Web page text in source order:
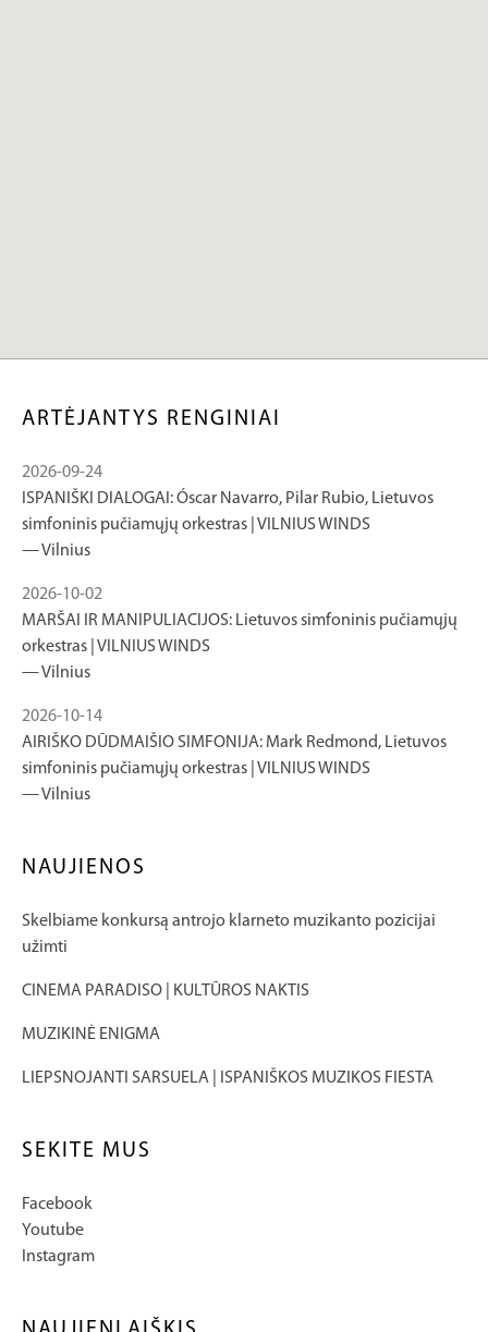
ARTĖJANTYS RENGINIAI
ISPANIŠKI DIALOGAI: Óscar Navarro, Pilar Rubio, Lietuvos
simfoninis pučiamųjų orkestras | VILNIUS WINDS
Vilnius
2026-09-24
MARŠAI IR MANIPULIACIJOS: Lietuvos simfoninis pučiamųjų
orkestras | VILNIUS WINDS
Vilnius
2026-10-02
AIRIŠKO DŪDMAIŠIO SIMFONIJA: Mark Redmond, Lietuvos
simfoninis pučiamųjų orkestras | VILNIUS WINDS
Vilnius
2026-10-14
NAUJIENOS
Skelbiame konkursą antrojo klarneto muzikanto pozicijai
užimti
CINEMA PARADISO | KULTŪROS NAKTIS
MUZIKINĖ ENIGMA
LIEPSNOJANTI SARSUELA | ISPANIŠKOS MUZIKOS FIESTA
SEKITE MUS
Facebook
Youtube
Instagram